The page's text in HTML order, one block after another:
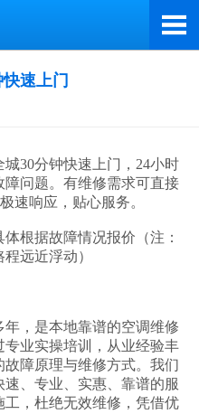
速上门
30分钟快速上门，24小时
问题。有维修需求可直接
速响应，贴心服务。
根据故障情况报价（注：
远近浮动）
，是本地靠谱的空调维修
业实操培训，从业经验丰
障原理与维修方式。我们
、专业、实惠、靠谱的服
，杜绝无效维修，凭借优
，添加好友）
信